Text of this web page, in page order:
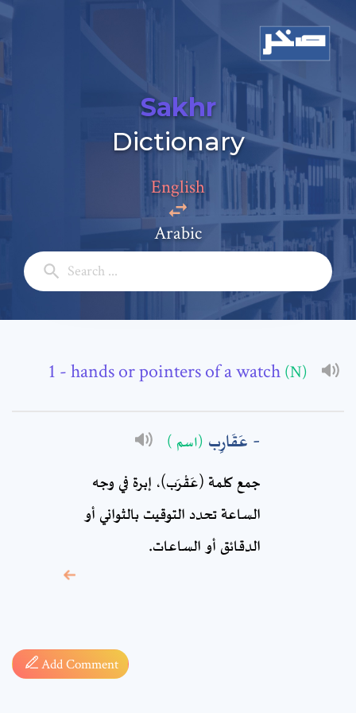
Sakhr
Dictionary
English
Arabic
- hands or pointers of a watch (N)
عَقَارِب (اسم )
جمع كلمة (عَقْرَب)، إبرة في وجه
الساعة تحدد التوقيت بالثواني أو
الدقائق أو الساعات.
Add Comment
Add a comment
Full Name: *
Subject: *
Comment: *